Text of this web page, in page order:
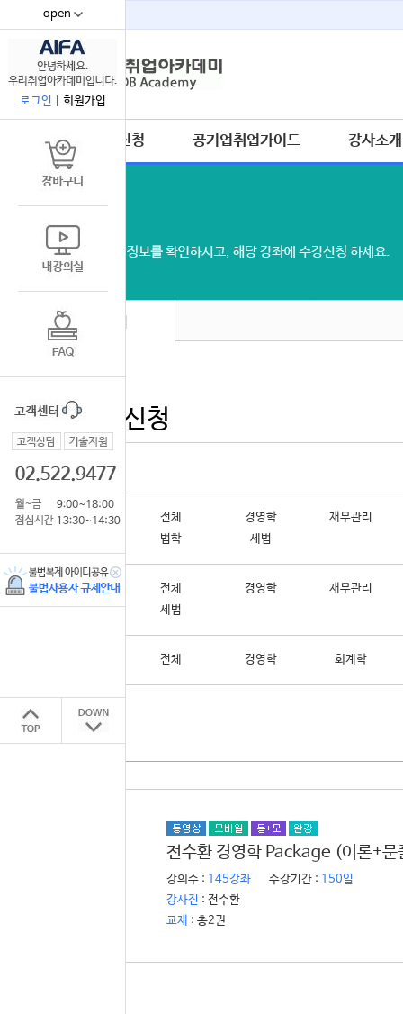
open
로그인 회원가입
수강신청 공기업취업가이드 강사소개
공기업 수강신청
패키지
전체 경영학
재무관리
법학
세법
단과
전체 경영학
재무관리
세법
전체 경영학 회계학
패키지
전수환 경영학 Package (이론+문
강의수 : 145강좌 수강기간 : 150일
강사진 : 전수환
교재 : 총2권